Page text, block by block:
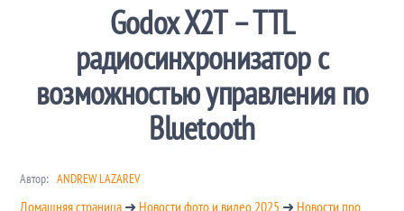
Godox X2T – TTL
радиосинхронизатор с
возможностью управления по
Bluetooth
Автор: ANDREW LAZAREV
Домашняя страница ➜ Новости фото и видео 2025 ➜ Новости про